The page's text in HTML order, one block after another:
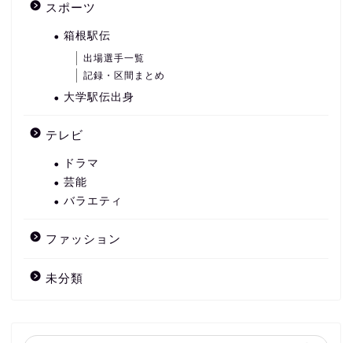
スポーツ
箱根駅伝
出場選手一覧
記録・区間まとめ
大学駅伝出身
テレビ
ドラマ
芸能
バラエティ
ファッション
未分類